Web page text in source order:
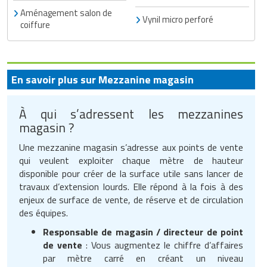
Matériel de musculation
Rôtisserie professionnelle
Table de cuisson professionnelle
Tables de préparation réfrigérées
Ustensile de cuisine
Vaisselle restaurant
Vitrines réfrigérées
Aménagement salon de
coiffure
Vynil micro perforé
En savoir plus sur Mezzanine magasin
À qui s’adressent les mezzanines
magasin ?
Une mezzanine magasin s’adresse aux points de vente
qui veulent exploiter chaque mètre de hauteur
disponible pour créer de la surface utile sans lancer de
travaux d’extension lourds. Elle répond à la fois à des
enjeux de surface de vente, de réserve et de circulation
des équipes.
Responsable de magasin / directeur de point
de vente : Vous augmentez le chiffre d’affaires
par mètre carré en créant un niveau